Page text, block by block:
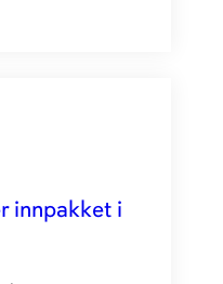
innpakket i